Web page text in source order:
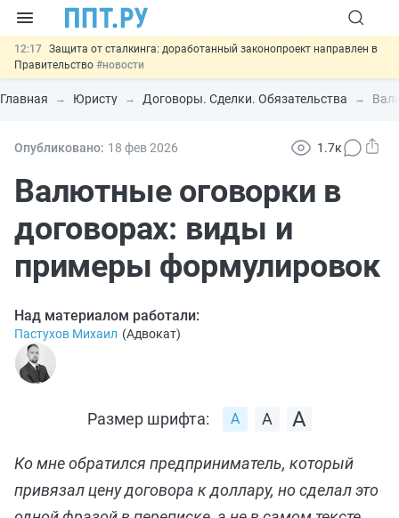
12:17 Защита от сталкинга: доработанный законопроект направлен в
Правительство #новости
11:23 Минпромторг предлагает новые формы сертификата и
декларации о соответствии#новости
00:01
6 августа: важные документы, вступающие в силу сегодня
05.08
#новости
Главная Юристу Договоры. Сделки. Обязательства
Опубликовано: 18 фев2026 1.7к
Валютные оговорки в
договорах: виды и
примеры формулировок
Над материалом работали:
Пастухов Михаил (Адвокат)
Размер шрифта:
Ко мне обратился предприниматель, который
привязал цену договора к доллару, но сделал это